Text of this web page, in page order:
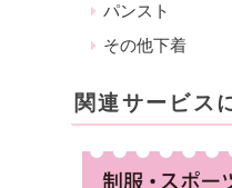
パンスト
その他下着
関連サービス